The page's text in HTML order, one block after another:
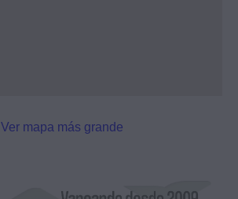
Ver mapa más grande